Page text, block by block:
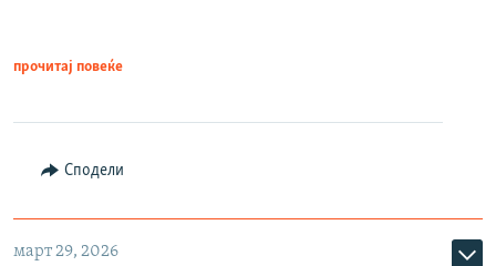
прочитај повеќе
Сподели
март 29, 2026